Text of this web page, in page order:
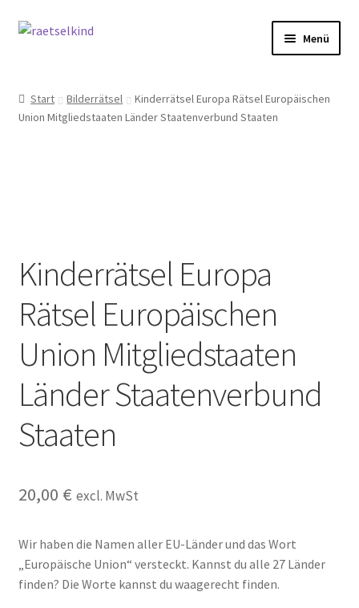
Zur
Zum
Menü
AGB
FAQ
Impressum
Mein Konto
Shop
Über Rätselkind
Start Bilderrätsel
Kinderrätsel Europa Rätsel Europäischen
Union Mitgliedstaaten Länder Staatenverbund Staaten
Kinderrätsel Europa
Rätsel Europäischen
Union Mitgliedstaaten
Länder Staatenverbund
Staaten
20,00 € excl. MwSt
Wir haben die Namen aller EU-Länder und das Wort
„Europäische Union“ versteckt. Kannst du alle 27 Länder
finden? Die Worte kannst du waagerecht finden.